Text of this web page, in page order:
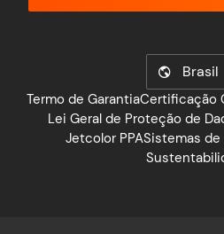
Brasil
Termo de GarantiaCertificação
Lei Geral de Proteção de
Jetcolor PPASistemas de